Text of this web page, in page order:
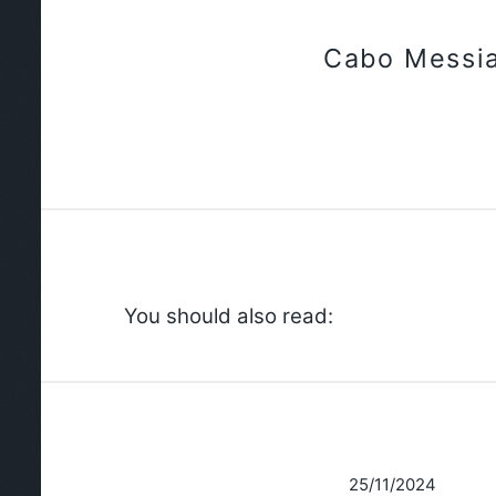
Cabo
You should also read:
25/11/2024